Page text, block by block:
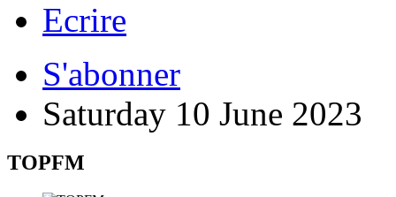
Ecrire
S'abonner
Saturday 10 June 2023
TOPFM